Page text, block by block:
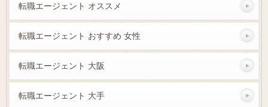
転職エージェント オススメ
転職エージェント おすすめ 女性
転職エージェント 大阪
転職エージェント 大手